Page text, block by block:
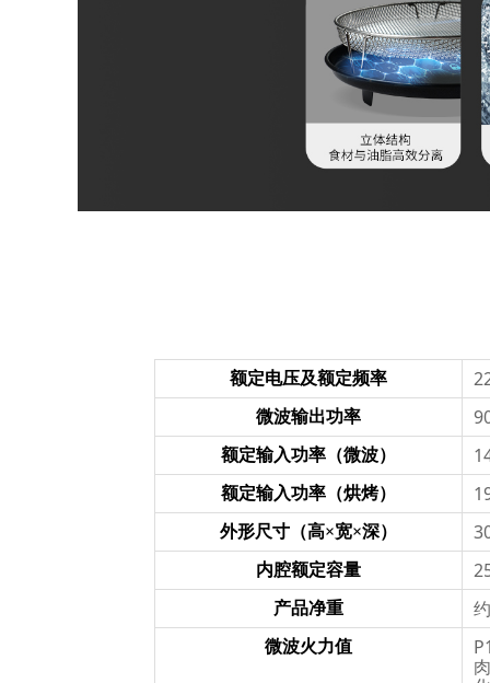
额定电压及额定频率
微波输出功率
额定输入功率（微波）
额定输入功率（烘烤）
外形尺寸（高×宽×深）
内腔额定容量
产品净重
微波火力值